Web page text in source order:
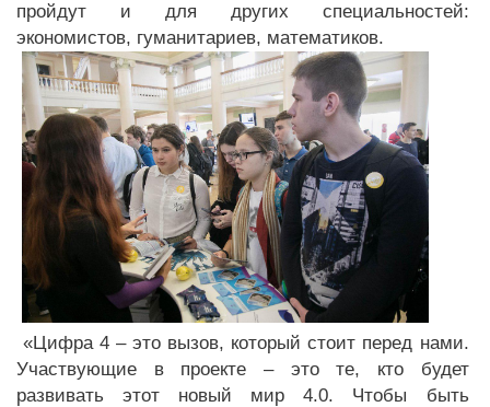
пройдут и для других специальностей:
экономистов, гуманитариев, математиков.
«Цифра 4 – это вызов, который стоит перед нами.
Участвующие в проекте – это те, кто будет
развивать этот новый мир 4.0. Чтобы быть